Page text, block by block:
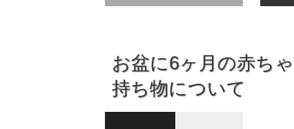
お盆に6ヶ月の赤ち
持ち物について